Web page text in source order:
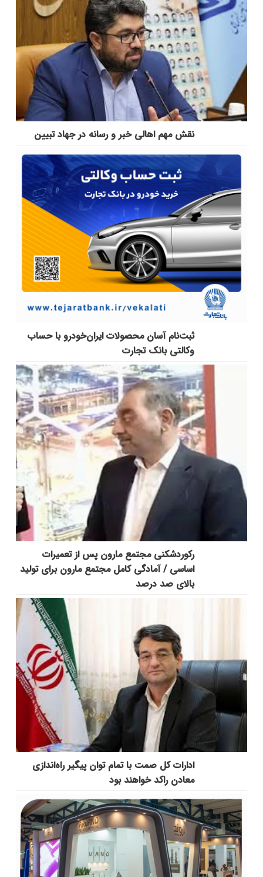
نقش مهم اهالی خبر و رسانه در جهاد تبیین
ثبت‌نام آسان محصولات ایران‌خودرو با حساب
وکالتی بانک تجارت
رکوردشکنی مجتمع مارون پس از تعمیرات
اساسی / آمادگی کامل مجتمع مارون برای تولید
بالای صد درصد
ادارات کل صمت با تمام توان پیگیر راه‌اندازی
معادن راکد خواهند بود